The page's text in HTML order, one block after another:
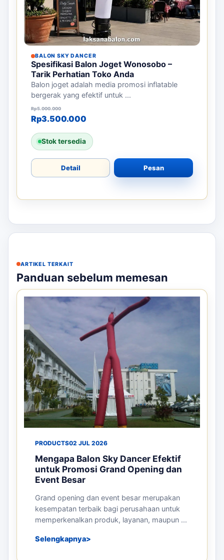
BALON SKY DANCER
Spesifikasi Balon Joget Wonosobo –
Tarik Perhatian Toko Anda
Balon joget adalah media promosi inflatable
bergerak yang efektif untuk ...
Rp5.000.000
Harga aslinya adalah: Rp5.000.000.
Rp3.500.000
Harga saat ini adalah: Rp3.500.000.
Stok tersedia
Detail Pesan
ARTIKEL TERKAIT
Panduan sebelum memesan
PRODUCTS02 JUL 2026
Mengapa Balon Sky Dancer Efektif
untuk Promosi Grand Opening dan
Event Besar
Grand opening dan event besar merupakan
kesempatan terbaik bagi perusahaan untuk
memperkenalkan produk, layanan, maupun ...
Selengkapnya